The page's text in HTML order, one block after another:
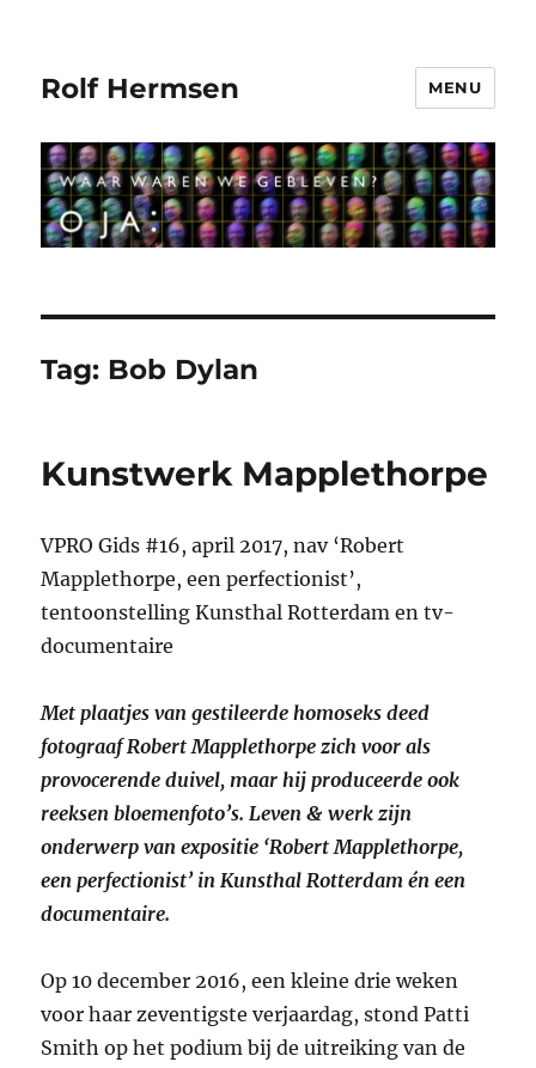
Rolf Hermsen MENU
Tag: Bob Dylan
Kunstwerk Mapplethorpe
VPRO Gids #16, april 2017, nav ‘Robert
Mapplethorpe, een perfectionist’,
tentoonstelling Kunsthal Rotterdam en tv-
documentaire
Met plaatjes van gestileerde homoseks deed
fotograaf Robert Mapplethorpe zich voor als
provocerende duivel, maar hij produceerde ook
reeksen bloemenfoto’s. Leven & werk zijn
onderwerp van expositie ‘Robert Mapplethorpe,
een perfectionist’ in Kunsthal Rotterdam én een
documentaire.
Op 10 december 2016, een kleine drie weken
voor haar zeventigste verjaardag, stond Patti
Smith op het podium bij de uitreiking van de